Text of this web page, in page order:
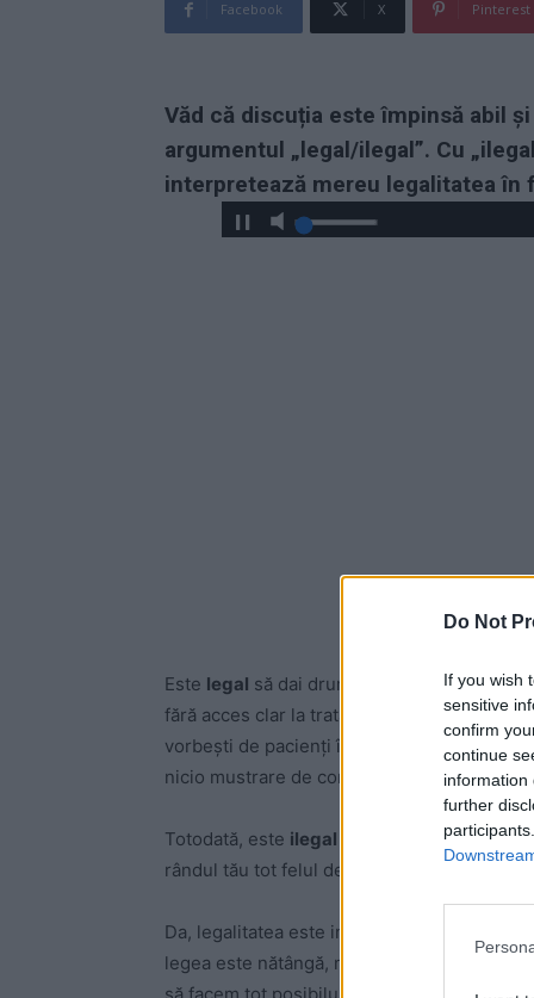
Do Not
If you wish
sensitive
confirm
continue
information
further
Facebook X Pinterest
Văd că discuția este împinsă abil
argumentul „legal/ilegal”. Cu
interpretează mereu legalitatea în
Este legal să dai drumul din spital unui
fără acces clar la tratamente,
vorbești de pacienți în fază terminală.
nicio mustrare de conștiință.
Totodată, este ilegal să-l iei acasă la tine,
rândul tău tot felul de artificii la limita legii.
Da, legalitatea este importantă. Dar un
legea este nătângă, mai bine o încalci.
să facem tot posibilul să intrăm în